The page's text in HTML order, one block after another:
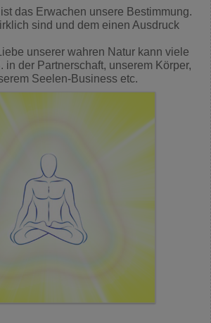
das Erwachen unsere Bestimmung.
sind und dem einen Ausdruck
unserer wahren Natur kann viele
in der Partnerschaft, unserem Körper,
Seelen-Business etc.